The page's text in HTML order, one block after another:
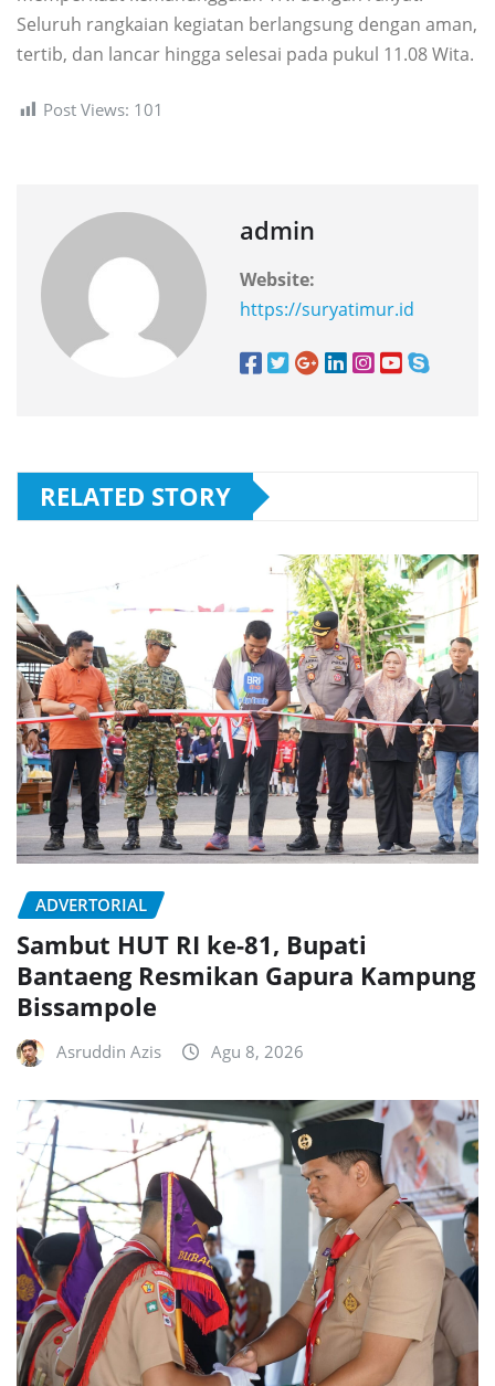
Seluruh rangkaian kegiatan berlangsung dengan aman,
tertib, dan lancar hingga selesai pada pukul 11.08 Wita.
Post Views: 101
admin
Website:
https://suryatimur.id
RELATED STORY
ADVERTORIAL
Sambut HUT RI ke-81, Bupati
Bantaeng Resmikan Gapura Kampung
Bissampole
Asruddin Azis Agu 8, 2026